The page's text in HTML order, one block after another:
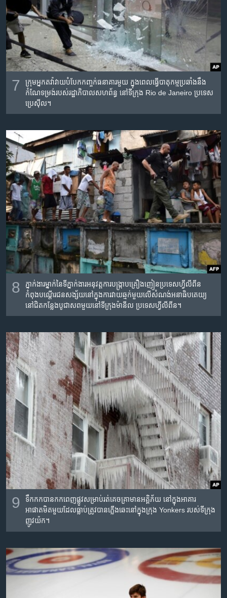
7
ក្រុមអ្នកតវ៉ាវាយ​បំបែកកញ្ចក់ធនាគារមួយ ក្នុងពេលធ្វើ​បាតុកម្ម​ប្រឆាំង​នឹង​
កំណែ​ទម្រង់​របស់​​រដ្ឋាភិបាល​សហព័ន្ធ​ នៅទីក្រុង​ Rio de Janeiro ប្រទេស​
ប្រេស៊ីល។
8
ភ្នាក់ងារម្នាក់នៃទីភ្នាក់ងារ​អនុវត្ត​ការ​បង្ក្រាប​គ្រឿង​ញៀន​ប្រទេស​ហ្វីលីពីន​
កំពុង​បណ្តើរ​ជន​សង្ស័យ​នៅ​ក្នុង​ការ​វាយ​ឆ្មក់​មួយ​លើ​សំណង់អនាធិបតេយ្យ​​
នៅ​ជិត​កន្លែង​​បូជាសព​មួយ​នៅ​ទីក្រុង​ម៉ានីល ប្រទេស​ហ្វីលីពីន។
9
ទឹកកកបានកកពេញ​ផ្លូវ​សម្រាប់​រត់គេច​​គ្រា​មាន​អគ្គិភ័យ​ នៅ​ក្នុង​អាគារ​
អាផាតមិត​មួយ​ដែល​ធ្លាប់​ត្រូវ​បាន​ភ្លើង​ឆេះនៅ​ក្នុង​ក្រុង​ Yonkers របស់​ទីក្រុង​
ញូវយ៉ក។